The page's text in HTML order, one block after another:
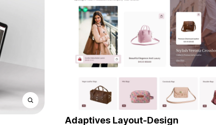
Adaptives Layout-Design